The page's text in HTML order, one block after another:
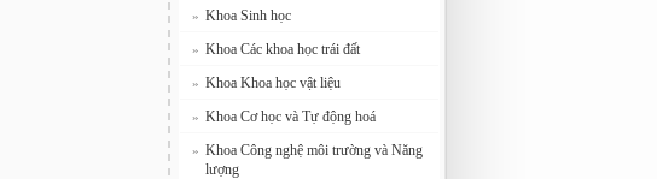
» Khoa Sinh học
» Khoa Các khoa học trái đất
» Khoa Khoa học vật liệu
» Khoa Cơ học và Tự động hoá
» Khoa Công nghệ môi trường và Năng
lượng